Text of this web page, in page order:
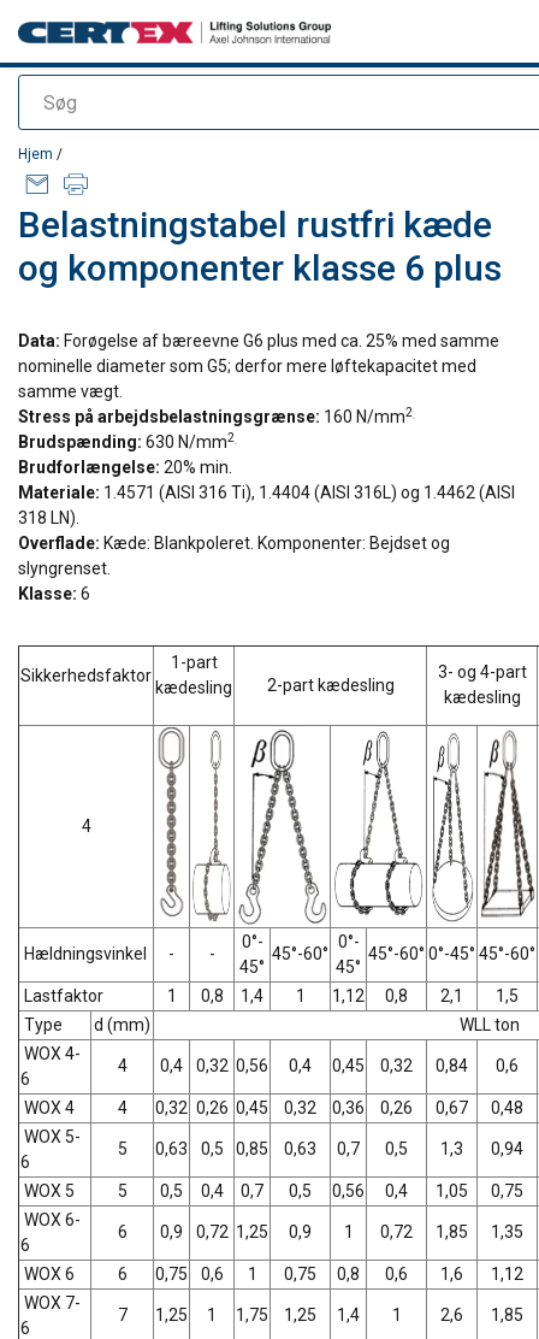
Søg
Produktet blev tilføjet til din forespørgsel
Hjem /
Belastningstabel rustfri kæde
og komponenter klasse 6 plus
Data: Forøgelse af bæreevne G6 plus med ca. 25% med samme
nominelle diameter som G5; derfor mere løftekapacitet med
samme vægt.
Stress på arbejdsbelastningsgrænse: 160 N/mm2
Brudspænding: 630 N/mm2
Brudforlængelse: 20% min.
Materiale: 1.4571 (AISI 316 Ti), 1.4404 (AISI 316L) og 1.4462 (AISI
318 LN).
Overflade: Kæde: Blankpoleret. Komponenter: Bejdset og
slyngrenset.
Klasse: 6
Sikkerhedsfaktor
1-part
kædesling
2-part kædesling
3- og 4-part
kædesling
4
Hældningsvinkel - -
0°-
45°
45°-60°
0°-
45°
45°-60° 0°-45° 45°-60°
Lastfaktor 1 0,8 1,4 1 1,12 0,8 2,1
1,5
Type
d (mm)
WLL ton
WOX 4-
6
4 0,4 0,32 0,56 0,4 0,45 0,32 0,84 0,6
WOX 4 4 0,32 0,26 0,45 0,32 0,36 0,26 0,67
0,48
WOX 5-
6
5 0,63 0,5 0,85 0,63 0,7 0,5 1,3 0,94
WOX 5 5 0,5 0,4 0,7 0,5 0,56 0,4 1,05
0,75
WOX 6-
6
6 0,9 0,72 1,25 0,9 1 0,72 1,85 1,35
WOX 6 6 0,75 0,6 1 0,75 0,8 0,6 1,6
1,12
WOX 7-
6
7 1,25 1 1,75 1,25 1,4 1 2,6 1,85